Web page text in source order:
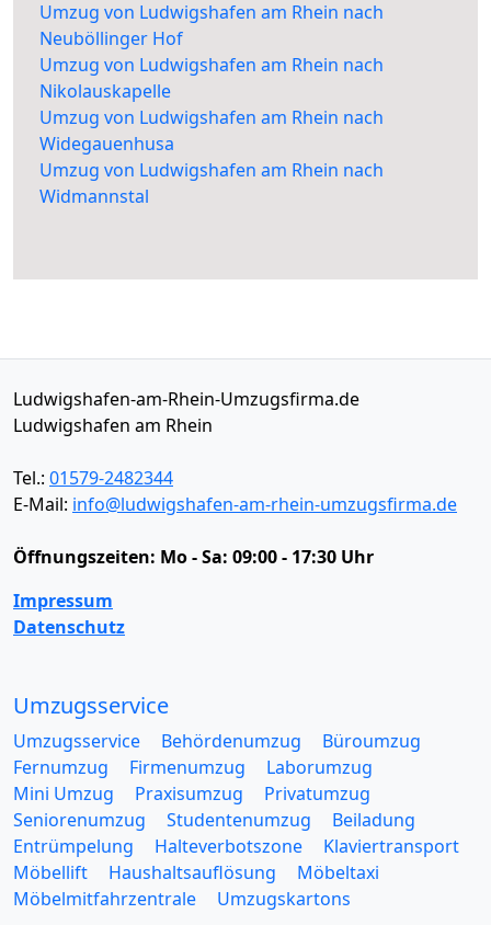
Umzug von Ludwigshafen am Rhein nach
Neuböllinger Hof
Umzug von Ludwigshafen am Rhein nach
Nikolauskapelle
Umzug von Ludwigshafen am Rhein nach
Widegauenhusa
Umzug von Ludwigshafen am Rhein nach
Widmannstal
Ludwigshafen-am-Rhein-Umzugsfirma.de
Ludwigshafen am Rhein
Tel.: 01579-2482344
E-Mail: info@ludwigshafen-am-rhein-umzugsfirma.de
Öffnungszeiten: Mo - Sa: 09:00 - 17:30 Uhr
Impressum
Datenschutz
Umzugsservice
Umzugsservice Behördenumzug
Büroumzug
Fernumzug
Firmenumzug
Laborumzug
Mini Umzug
Praxisumzug
Privatumzug
Seniorenumzug
Studentenumzug
Beiladung
Entrümpelung
Halteverbotszone
Klaviertransport
Möbellift
Haushaltsauflösung
Möbeltaxi
Möbelmitfahrzentrale
Umzugskartons